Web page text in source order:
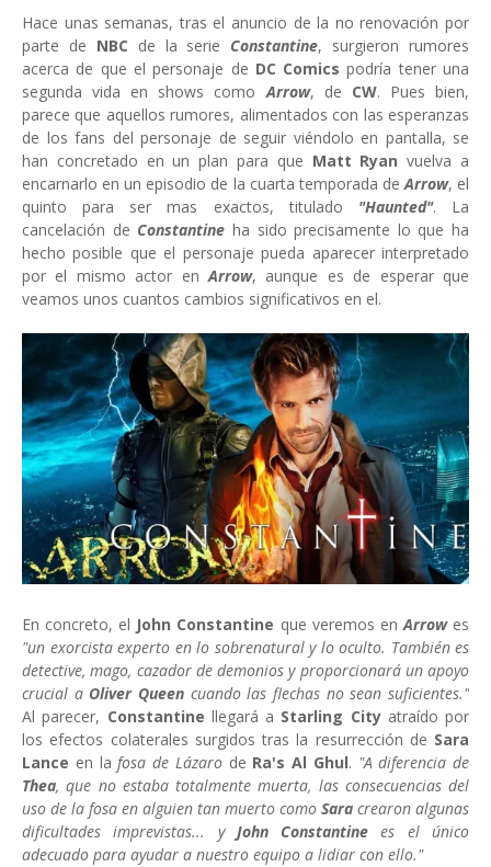
Hace unas semanas, tras el anuncio de la no renovación por
parte de NBC de la serie Constantine, surgieron rumores
acerca de que el personaje de DC Comics podría tener una
segunda vida en shows comoArrow, de CW. Pues bien,
parece que aquellos rumores, alimentados con las esperanzas
de los fans del personaje de seguir viéndolo en pantalla, se
han concretado en un plan para que Matt Ryanvuelva a
encarnarlo en un episodio de la cuarta temporada deArrow, el
quinto para ser mas exactos, titulado "Haunted". La
cancelación de Constantine ha sido precisamente lo que ha
hecho posible que el personaje pueda aparecer interpretado
por el mismo actor enArrow, aunque es de esperar que
veamos unos cuantos cambios significativos en el.
En concreto, el John Constantine que veremos enArrow es
"un exorcista experto en lo sobrenatural y lo oculto. También es
detective, mago, cazador de demonios y proporcionará un apoyo
crucial a Oliver Queen cuando las flechas no sean suficientes."
Al parecer, Constantine llegará a Starling Cityatraído por
los efectos colaterales surgidos tras la resurrección de Sara
Lance en lafosa de Lázarode Ra's Al Ghul. "A diferencia de
Thea, que no estaba totalmente muerta, las consecuencias del
uso de la fosa en alguien tan muerto como Sara crearon algunas
dificultades imprevistas... y John Constantine es el único
adecuado para ayudar a nuestro equipo a lidiar con ello."